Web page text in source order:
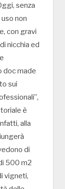
senza
non
con gravi
nicchia ed
doc made
sui
è
alla
di
500 m2
vigneti,